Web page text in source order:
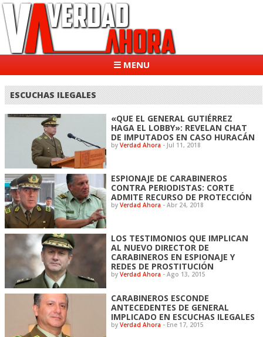
☰ MENU
ESCUCHAS ILEGALES
«QUE EL GENERAL GUTIÉRREZ
HAGA EL LOBBY»: REVELAN CHAT
DE IMPUTADOS EN CASO HURACÁN
byVerdad Ahora - Jul 11, 2018
ESPIONAJE DE CARABINEROS
CONTRA PERIODISTAS: CORTE
ADMITE RECURSO DE PROTECCIÓN
byVerdad Ahora - Abr 24, 2018
LOS TESTIMONIOS QUE IMPLICAN
AL NUEVO DIRECTOR DE
CARABINEROS EN ESPIONAJE Y
REDES DE PROSTITUCIÓN
byVerdad Ahora - Ago 13, 2015
CARABINEROS ESCONDE
ANTECEDENTES DE GENERAL
IMPLICADO EN ESCUCHAS ILEGALES
byVerdad Ahora - Ene 17, 2015